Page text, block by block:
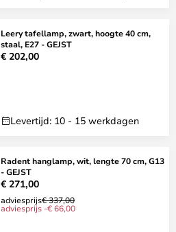
Leery tafellamp, zwart, hoogte 40 cm,
staal, E27 - GEJST
€ 202,00
Levertijd: 10 - 15 werkdagen
Radent hanglamp, wit, lengte 70 cm, G13
- GEJST
€ 271,00
adviesprijs€ 337,00
adviesprijs -€ 66,00